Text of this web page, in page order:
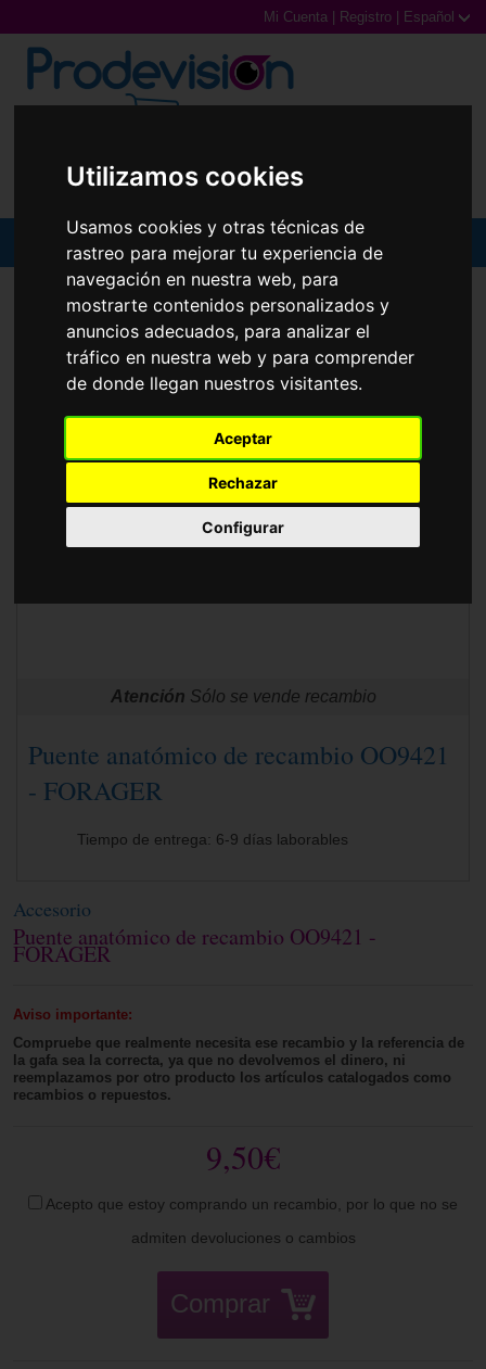
Utilizamos cookies
Usamos cookies y otras técnicas de
rastreo para mejorar tu experiencia de
navegación en nuestra web, para
mostrarte contenidos personalizados y
anuncios adecuados, para analizar el
tráfico en nuestra web y para comprender
de donde llegan nuestros visitantes.
Aceptar
Rechazar
Configurar
Mi Cuenta Registro Español
Gafas de Sol
Gafas Graduadas
Gafas Deportivas
Lentillas
Accesorios
Atención Sólo se vende recambio
Puente anatómico de recambio OO9421
- FORAGER
Tiempo de entrega: 6-9 días laborables
Accesorio
Puente anatómico de recambio OO9421 -
FORAGER
Aviso importante:
Compruebe que realmente necesita ese recambio y la referencia de
la gafa sea la correcta, ya que no devolvemos el dinero, ni
reemplazamos por otro producto los artículos catalogados como
recambios o repuestos.
9,50€
Acepto que estoy comprando un recambio, por lo que no se
admiten devoluciones o cambios
Comprar